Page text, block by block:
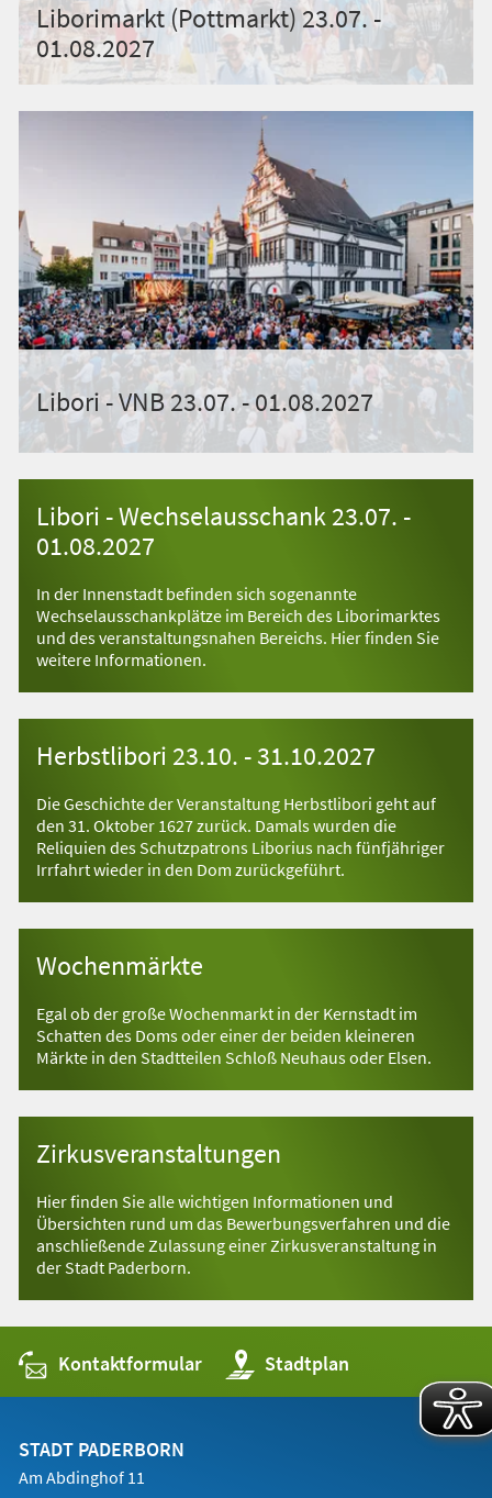
Liborimarkt (Pottmarkt) 23.07. -
01.08.2027
Libori - VNB 23.07. - 01.08.2027
Libori - Wechselausschank 23.07. -
01.08.2027
In der Innenstadt befinden sich sogenannte
Wechselausschankplätze im Bereich des Liborimarktes
und des veranstaltungsnahen Bereichs. Hier finden Sie
weitere Informationen.
Herbstlibori 23.10. - 31.10.2027
Die Geschichte der Veranstaltung Herbstlibori geht auf
den 31. Oktober 1627 zurück. Damals wurden die
Reliquien des Schutzpatrons Liborius nach fünfjähriger
Irrfahrt wieder in den Dom zurückgeführt.
Wochenmärkte
Egal ob der große Wochenmarkt in der Kernstadt im
Schatten des Doms oder einer der beiden kleineren
Märkte in den Stadtteilen Schloß Neuhaus oder Elsen.
Zirkusveranstaltungen
Hier finden Sie alle wichtigen Informationen und
Übersichten rund um das Bewerbungsverfahren und die
anschließende Zulassung einer Zirkusveranstaltung in
der Stadt Paderborn.
Kontaktformular Stadtplan
(Öffnet
in
einem
STADT PADERBORN
Am Abdinghof 11